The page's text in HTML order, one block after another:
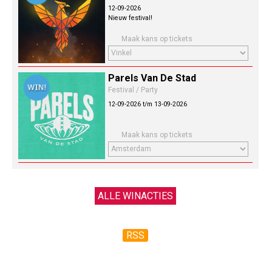
12-09-2026
Nieuw festival!
Maak kans op tickets
Parels Van De Stad
Festival / Party
12-09-2026 t/m 13-09-2026
Maak kans op tickets
ALLE WINACTIES
RSS